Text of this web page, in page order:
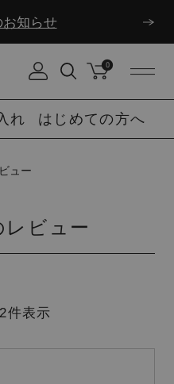
知らせ
知らせ
0
れ はじめての方へ
ュー
ビュー
2件表示